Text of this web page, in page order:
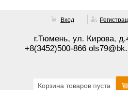
г.Тюмень, ул. Кирова,
+8(3452)500-866
Вход
Корзина товаров пуста